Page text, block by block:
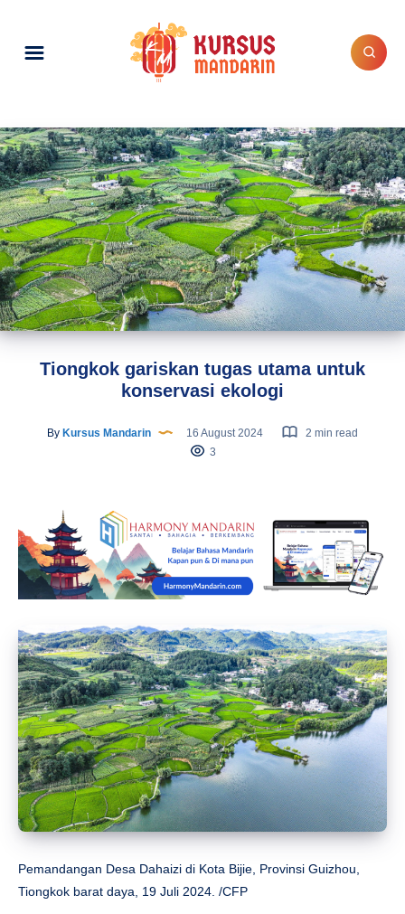
Tiongkok gariskan tugas utama untuk
konservasi ekologi
By Kursus Mandarin 16 August 2024
2 min read
3
Pemandangan Desa Dahaizi di Kota Bijie, Provinsi Guizhou,
Tiongkok barat daya, 19 Juli 2024. /CFP